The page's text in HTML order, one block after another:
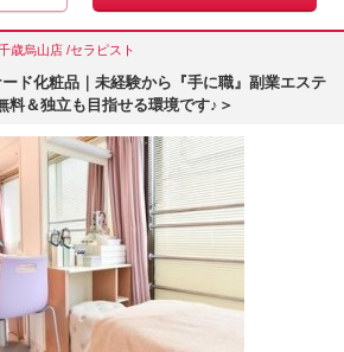
歳烏山店 /セラピスト
ード化粧品｜未経験から『手に職』副業エステ
＆独立も目指せる環境です♪＞